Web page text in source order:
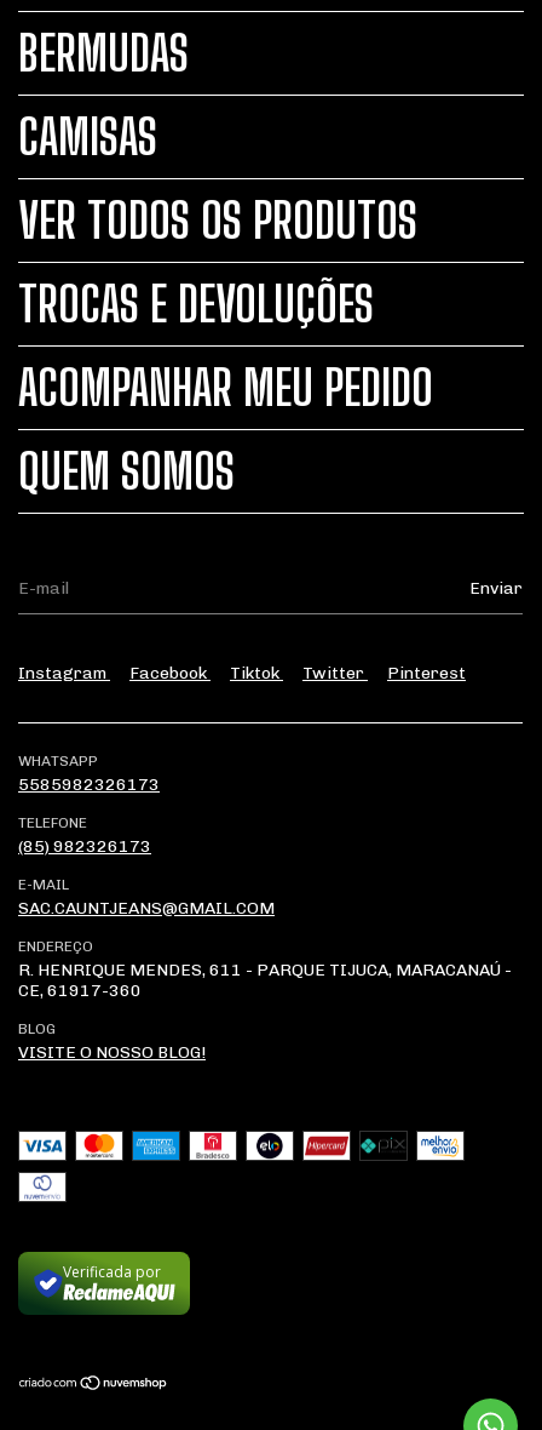
BERMUDAS
CAMISAS
VER TODOS OS PRODUTOS
TROCAS E DEVOLUÇÕES
ACOMPANHAR MEU PEDIDO
QUEM SOMOS
Instagram Facebook Tiktok Twitter Pinterest
WHATSAPP
5585982326173
TELEFONE
(85) 982326173
E-MAIL
SAC.CAUNTJEANS@GMAIL.COM
ENDEREÇO
R. HENRIQUE MENDES, 611 - PARQUE TIJUCA, MARACANAÚ -
CE, 61917-360
BLOG
VISITE O NOSSO BLOG!
Verificada por